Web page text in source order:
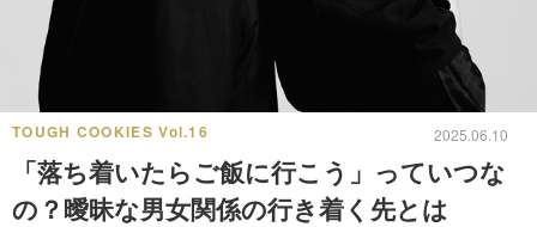
TOUGH COOKIES Vol.16 2025.06.10
「落ち着いたらご飯に行こう」っていつな
の？曖昧な男女関係の行き着く先とは